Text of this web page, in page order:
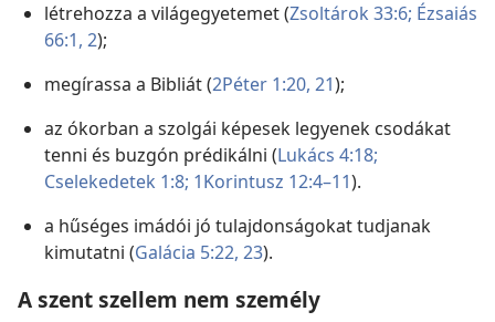
létrehozza a világegyetemet (Zsoltárok 33:6; Ézsaiás
66:1, 2);
megírassa a Bibliát (2Péter 1:20, 21);
az ókorban a szolgái képesek legyenek csodákat
tenni és buzgón prédikálni (Lukács 4:18;
Cselekedetek 1:8; 1Korintusz 12:4–11).
a hűséges imádói jó tulajdonságokat tudjanak
kimutatni (Galácia 5:22, 23).
A szent szellem nem személy